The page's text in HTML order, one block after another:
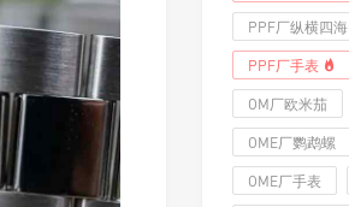
PPF厂纵横四海
PPF厂手表
OM厂欧米茄
OME厂鹦鹉螺
OME厂手表